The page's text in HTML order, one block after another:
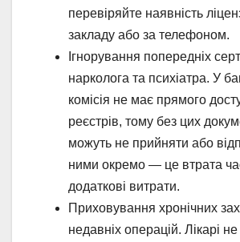
перевіряйте наявність
закладу або за телефоном.
Ігнорування попередніх
нарколога та психіатра. У
комісія не має прямого
реєстрів, тому без цих
можуть не прийняти або
ними окремо — це втрата
додаткові витрати.
Приховування хронічних
недавніх операцій. Лікарі